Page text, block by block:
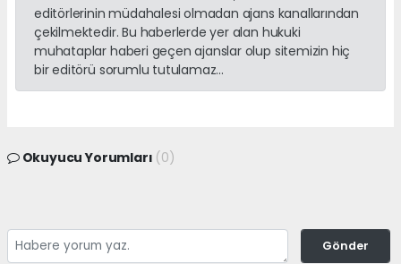
editörlerinin müdahalesi olmadan ajans kanallarından
çekilmektedir. Bu haberlerde yer alan hukuki
muhataplar haberi geçen ajanslar olup sitemizin hiç
bir editörü sorumlu tutulamaz...
Okuyucu Yorumları (0)
Gönder